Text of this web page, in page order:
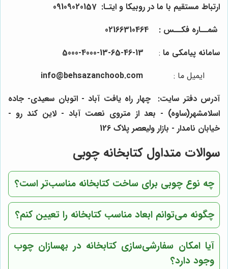
ارتباط مستقیم با ما در روبیکا و ایتـا: 0910
9020157
شمــاره فکــس :
02166310464
سامانه پیامکی ما :
13-46-65-13-4000-5000
ایمیل ما :
info@behsazanchoob.com
آدرس دفتر سایت: چهار راه یافت آباد - اتوبان سعیدی- جاده
اسلامشهر(ساوه) - بعد از متروی نعمت آباد - لاین کند رو -
خیابان نامدار - بازار ولیعصر پلاک 126
سوالات متداول کتابخانه چوبی
چه نوع چوبی برای ساخت کتابخانه مناسب‌تر است؟
چگونه می‌توانم ابعاد مناسب کتابخانه را تعیین کنم؟
آیا امکان سفارشی‌سازی کتابخانه در بهسازان چوب
وجود دارد؟